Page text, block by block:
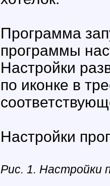
Программа
программы
Настройки
по иконке в
Настройки
Рис. 1. Настройки